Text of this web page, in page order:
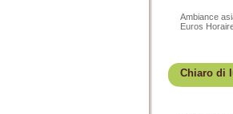
Ambiance
Euros
Chiaro di